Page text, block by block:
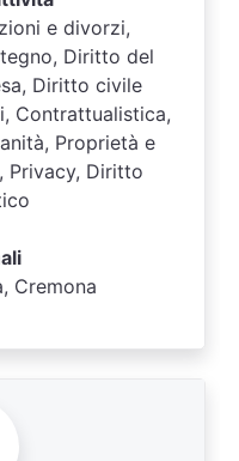
e divorzi,
Diritto del
Diritto civile
Contrattualistica,
Proprietà e
Privacy, Diritto
Cremona